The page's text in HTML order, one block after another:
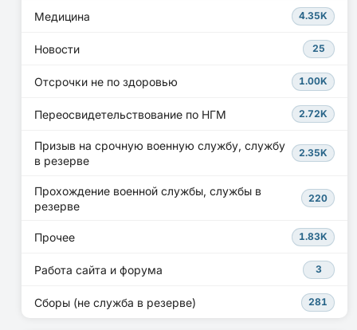
Медицина 4.35K
Новости 25
Отсрочки не по здоровью 1.00K
Переосвидетельствование по НГМ 2.72K
Призыв на срочную военную службу, службу
в резерве
2.35K
Прохождение военной службы, службы в
резерве
220
Прочее 1.83K
Работа сайта и форума 3
Сборы (не служба в резерве) 281